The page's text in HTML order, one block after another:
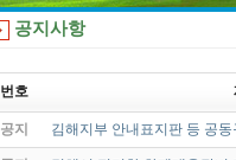
공지사항
번호
공지 김해지부 안내표지판 등 공동